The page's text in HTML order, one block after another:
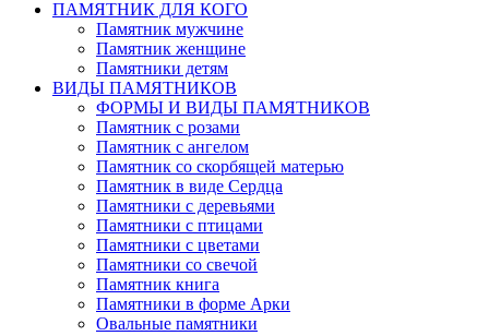
ПАМЯТНИК ДЛЯ КОГО
Памятник мужчине
Памятник женщине
Памятники детям
ВИДЫ ПАМЯТНИКОВ
ФОРМЫ И ВИДЫ ПАМЯТНИКОВ
Памятник с розами
Памятник с ангелом
Памятник со скорбящей матерью
Памятник в виде Сердца
Памятники с деревьями
Памятники с птицами
Памятники с цветами
Памятники со свечой
Памятник книга
Памятники в форме Арки
Овальные памятники